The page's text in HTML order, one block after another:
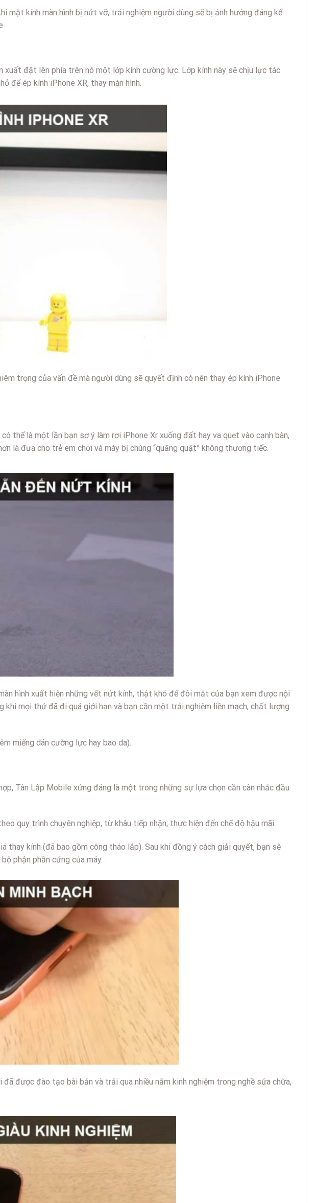
mặt kính màn hình bị nứt vỡ, trải nghiệm người dùng sẽ bị ảnh hưởng đáng kể.
đặt lên phía trên nó một lớp kính cường lực. Lớp kính này sẽ chịu lực tác
để ép kính iPhone XR, thay màn hình.
trọng của vấn đề mà người dùng sẽ quyết định có nên thay ép kính iPhone
thể là một lần bạn sơ ý làm rơi iPhone Xr xuống đất hay va quẹt vào cạnh bàn,
là đưa cho trẻ em chơi và máy bị chúng “quăng quật” không thương tiếc.
hình xuất hiện những vết nứt kính, thật khó để đôi mắt của bạn xem được nội
khi mọi thứ đã đi quá giới hạn và bạn cần một trải nghiệm liền mạch, chất lượng
miếng dán cường lực hay bao da).
Tân Lập Mobile xứng đáng là một trong những sự lựa chọn cần cân nhắc đầu
quy trình chuyên nghiệp, từ khâu tiếp nhận, thực hiện đến chế độ hậu mãi.
thay kính (đã bao gồm công tháo lắp). Sau khi đồng ý cách giải quyết, bạn sẽ
phận phần cứng của máy.
được đào tạo bài bản và trải qua nhiều năm kinh nghiệm trong nghề sửa chữa,